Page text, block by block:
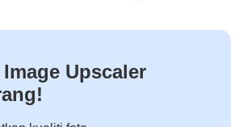
Upscaler